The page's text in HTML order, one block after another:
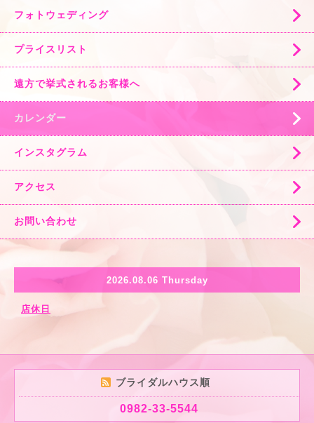
フォトウェディング
プライスリスト
遠方で挙式されるお客様へ
カレンダー
インスタグラム
アクセス
お問い合わせ
2026.08.06 Thursday
店休日
ブライダルハウス順
0982-33-5544